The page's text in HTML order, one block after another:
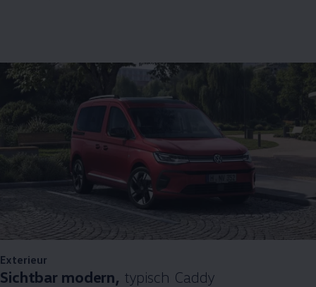
Exterieur
Sichtbar modern, typisch Caddy